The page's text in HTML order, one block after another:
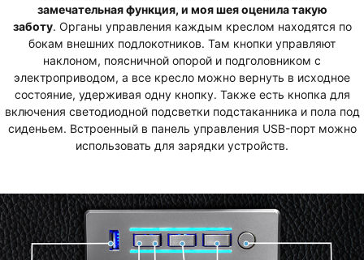
замечательная функция, и моя шея оценила такую
заботу. Органы управления каждым креслом находятся по
бокам внешних подлокотников. Там кнопки управляют
наклоном, поясничной опорой и подголовником с
электроприводом, а все кресло можно вернуть в исходное
состояние, удерживая одну кнопку. Также есть кнопка для
включения светодиодной подсветки подстаканника и пола под
сиденьем. Встроенный в панель управления USB-порт можно
использовать для зарядки устройств.